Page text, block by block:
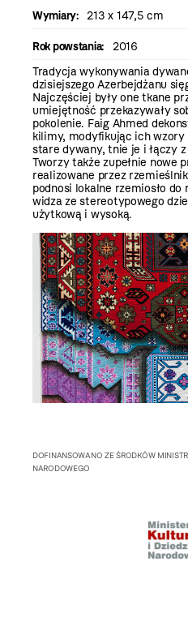
Wymiary: 213 x 147,5 cm
Rok powstania:
2016
Tradycja wykonywania
dzisiejszego Azerbejdżanu
Najczęściej były one tkane
umiejętność przekazywały
pokolenie. Faig Ahmed
kilimy, modyfikując ich wzory
stare dywany, tnie je i łączy
Tworzy także zupełnie nowe
realizowane przez
podnosi lokalne rzemiosło
widza ze stereotypowego
użytkową i wysoką.
DOFINANSOWANO ZE ŚRODKÓW
NARODOWEGO